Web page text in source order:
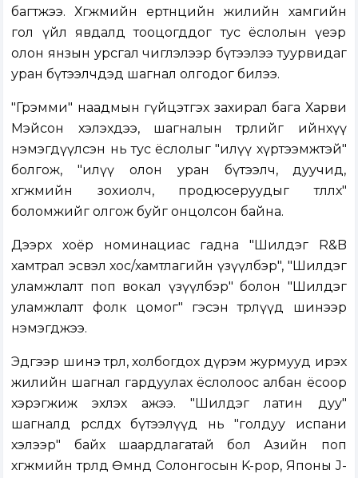
багтжээ. Хөгжмийн ертөнцийн жилийн хамгийн
гол үйл явдалд тооцогддог тус ёслолын үеэр
олон янзын урсгал чиглэлээр бүтээлээ туурвидаг
уран бүтээлчдэд шагнал олгодог билээ.
"Грэмми" наадмын гүйцэтгэх захирал бага Харви
Мэйсон хэлэхдээ, шагналын төрлийг ийнхүү
нэмэгдүүлсэн нь тус ёслолыг "илүү хүртээмжтэй"
болгож, "илүү олон уран бүтээлч, дуучид,
хөгжмийн зохиолч, продюсеруудыг төлөөлөх"
боломжийг олгож буйг онцолсон байна.
Дээрх хоёр номинациас гадна "Шилдэг R&B
хамтрал эсвэл хос/хамтлагийн үзүүлбэр", "Шилдэг
уламжлалт поп вокал үзүүлбэр" болон "Шилдэг
уламжлалт фолк цомог" гэсэн төрлүүд шинээр
нэмэгджээ.
Эдгээр шинэ төрөл, холбогдох дүрэм журмууд ирэх
жилийн шагнал гардуулах ёслолоос албан ёсоор
хэрэгжиж эхлэх ажээ. "Шилдэг латин дуу"
шагналд өрсөлдөх бүтээлүүд нь "голдуу испани
хэлээр" байх шаардлагатай бол Азийн поп
хөгжмийн төрөлд Өмнөд Солонгосын K-pop, Японы J-